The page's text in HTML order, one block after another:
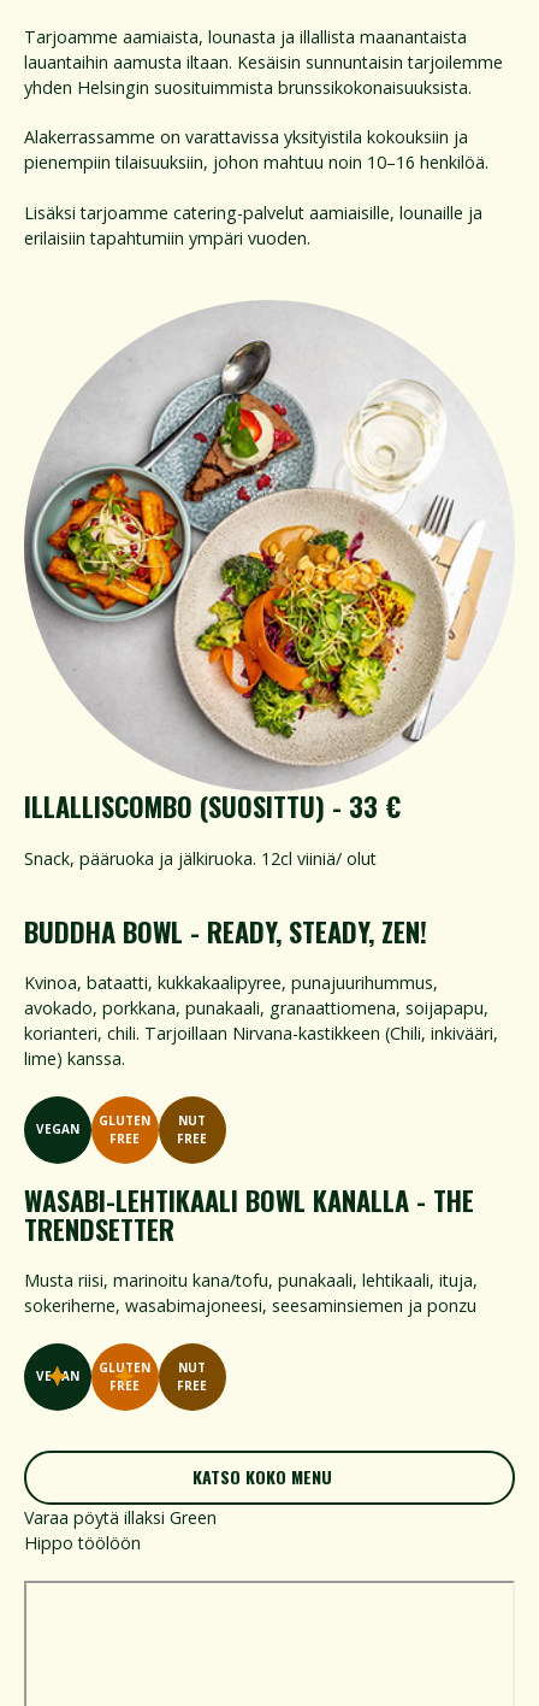
Tarjoamme aamiaista, lounasta ja illallista maanantaista
lauantaihin aamusta iltaan. Kesäisin sunnuntaisin tarjoilemme
yhden Helsingin suosituimmista brunssikokonaisuuksista.
Alakerrassamme on varattavissa yksityistila kokouksiin ja
pienempiin tilaisuuksiin, johon mahtuu noin 10–16 henkilöä.
Lisäksi tarjoamme catering-palvelut aamiaisille, lounaille ja
erilaisiin tapahtumiin ympäri vuoden.
ILLALLISCOMBO (SUOSITTU) - 33 €
Snack, pääruoka ja jälkiruoka. 12cl viiniä/ olut
BUDDHA BOWL - READY, STEADY, ZEN!
Kvinoa, bataatti, kukkakaalipyree, punajuurihummus,
avokado, porkkana, punakaali, granaattiomena, soijapapu,
korianteri, chili. Tarjoillaan Nirvana-kastikkeen (Chili, inkivääri,
lime) kanssa.
VEGAN
GLUTEN
FREE
NUT
FREE
WASABI-LEHTIKAALI BOWL KANALLA - THE
TRENDSETTER
Musta riisi, marinoitu kana/tofu, punakaali, lehtikaali, ituja,
sokeriherne, wasabimajoneesi, seesaminsiemen ja ponzu
VEGAN
GLUTEN
FREE
NUT
FREE
KATSO KOKO MENU
KATSO KOKO MENU
Varaa pöytä illaksi Green
Hippo töölöön